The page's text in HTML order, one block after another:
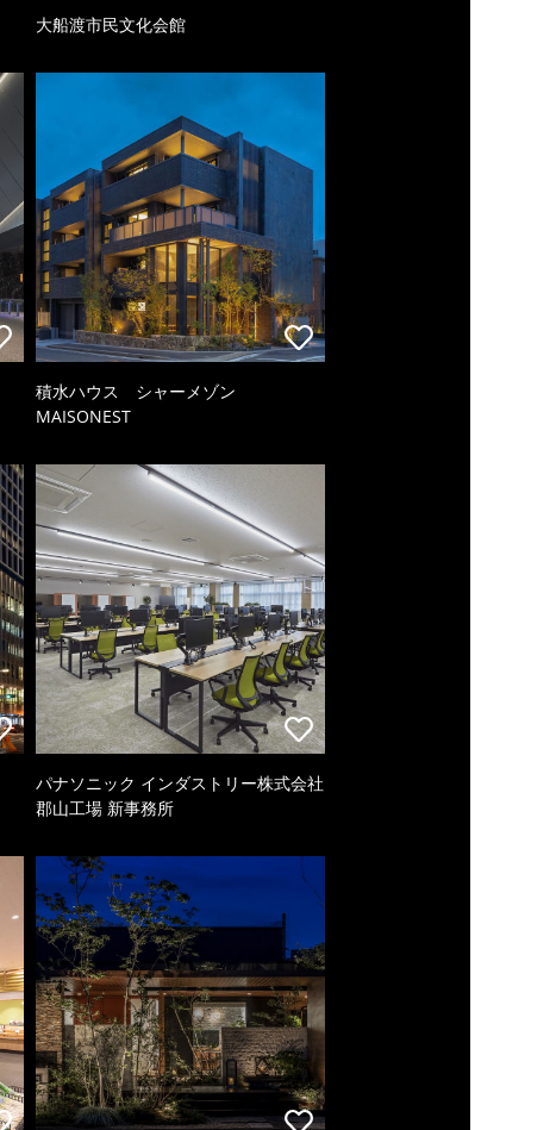
大船渡市民文化会館
積水ハウス シャーメゾン
MAISONEST
パナソニック インダストリー株式会社
郡山工場 新事務所